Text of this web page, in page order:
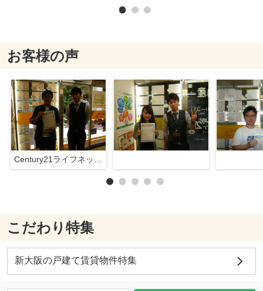
お客様の声
こだわり特集
新大阪の戸建て賃貸物件特集